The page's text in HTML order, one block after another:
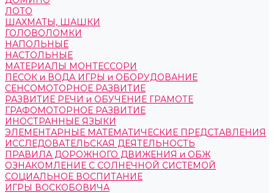
ЛОТО
ШАХМАТЫ, ШАШКИ
ГОЛОВОЛОМКИ
НАПОЛЬНЫЕ
НАСТОЛЬНЫЕ
МАТЕРИАЛЫ МОНТЕССОРИ
ПЕСОК и ВОДА ИГРЫ и ОБОРУДОВАНИЕ
СЕНСОМОТОРНОЕ РАЗВИТИЕ
РАЗВИТИЕ РЕЧИ и ОБУЧЕНИЕ ГРАМОТЕ
ГРАФОМОТОРНОЕ РАЗВИТИЕ
ИНОСТРАННЫЕ ЯЗЫКИ
ЭЛЕМЕНТАРНЫЕ МАТЕМАТИЧЕСКИЕ ПРЕДСТАВЛЕНИЯ
ИССЛЕДОВАТЕЛЬСКАЯ ДЕЯТЕЛЬНОСТЬ
ПРАВИЛА ДОРОЖНОГО ДВИЖЕНИЯ и ОБЖ
ОЗНАКОМЛЕНИЕ С СОЛНЕЧНОЙ СИСТЕМОЙ
СОЦИАЛЬНОЕ ВОСПИТАНИЕ
ИГРЫ ВОСКОБОВИЧА